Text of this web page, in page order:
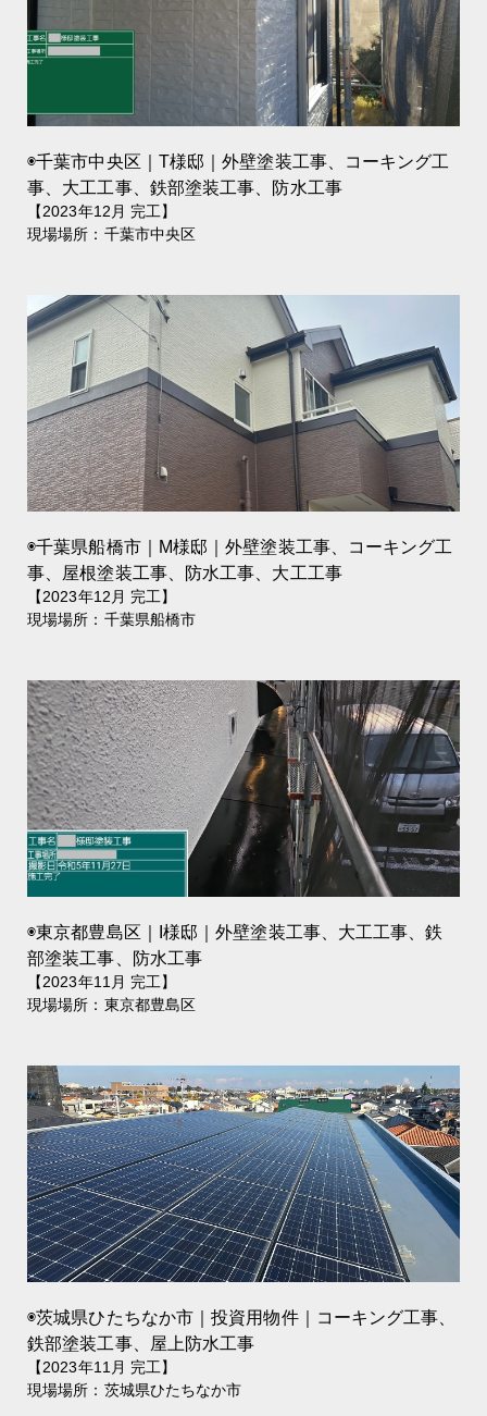
◉千葉市中央区｜T様邸｜外壁塗装工事、コーキング工
事、大工工事、鉄部塗装工事、防水工事
【2023年12月 完工】
現場場所：千葉市中央区
◉千葉県船橋市｜M様邸｜外壁塗装工事、コーキング工
事、屋根塗装工事、防水工事、大工工事
【2023年12月 完工】
現場場所：千葉県船橋市
◉東京都豊島区｜I様邸｜外壁塗装工事、大工工事、鉄
部塗装工事、防水工事
【2023年11月 完工】
現場場所：東京都豊島区
◉茨城県ひたちなか市｜投資用物件｜コーキング工事、
鉄部塗装工事、屋上防水工事
【2023年11月 完工】
現場場所：茨城県ひたちなか市